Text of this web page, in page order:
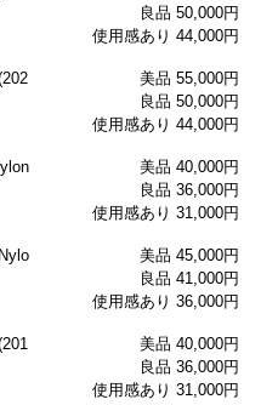
良品 50,000円
使用感あり 44,000円
美品 55,000円
良品 50,000円
使用感あり 44,000円
美品 40,000円
良品 36,000円
使用感あり 31,000円
美品 45,000円
良品 41,000円
使用感あり 36,000円
美品 40,000円
良品 36,000円
使用感あり 31,000円